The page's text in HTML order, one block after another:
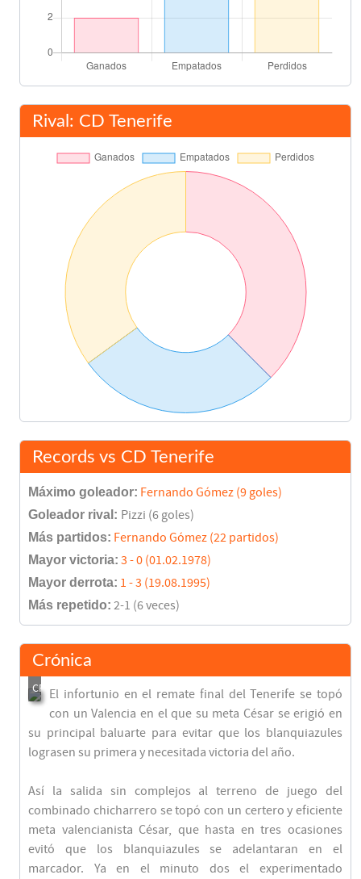
Rival: CD Tenerife
Records vs CD Tenerife
Máximo goleador: Fernando Gómez (9 goles)
Goleador rival: Pizzi (6 goles)
Más partidos: Fernando Gómez (22 partidos)
Mayor victoria: 3 - 0 (01.02.1978)
Mayor derrota: 1 - 3 (19.08.1995)
Más repetido: 2-1 (6 veces)
Crónica
El infortunio en el remate final del Tenerife se topó
con un Valencia en el que su meta César se erigió en
su principal baluarte para evitar que los blanquiazules
lograsen su primera y necesitada victoria del año.
Así la salida sin complejos al terreno de juego del
combinado chicharrero se topó con un certero y eficiente
meta valencianista César, que hasta en tres ocasiones
evitó que los blanquiazules se adelantaran en el
marcador. Ya en el minuto dos el experimentado